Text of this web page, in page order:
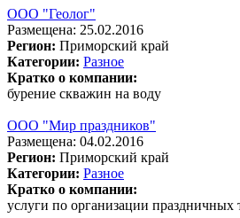
ООО "Геолог"
Размещена: 25.02.2016
Регион: Приморский край
Категории: Разное
Кратко о компании:
бурение скважин на воду
ООО "Мир праздников"
Размещена: 04.02.2016
Регион: Приморский край
Категории: Разное
Кратко о компании:
услуги по организации праздничных